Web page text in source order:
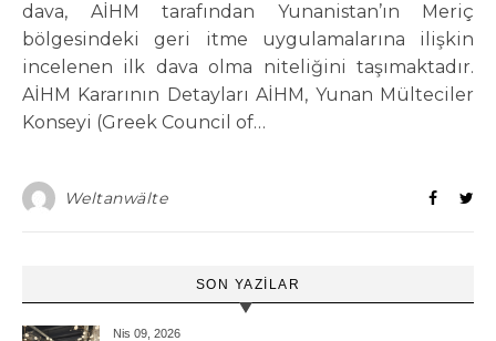
dava, AİHM tarafından Yunanistan’ın Meriç
bölgesindeki geri itme uygulamalarına ilişkin
incelenen ilk dava olma niteliğini taşımaktadır.
AİHM Kararının Detayları AİHM, Yunan Mülteciler
Konseyi (Greek Council of…
Weltanwälte
SON YAZILAR
Nis 09, 2026